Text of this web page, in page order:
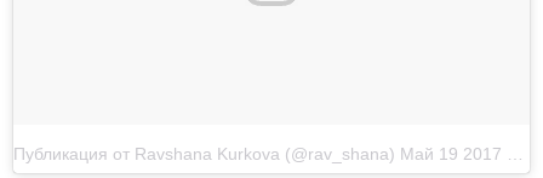
Публикация от Ravshana Kurkova (@rav_shana) Май 19 2017 в 4:53 PDT